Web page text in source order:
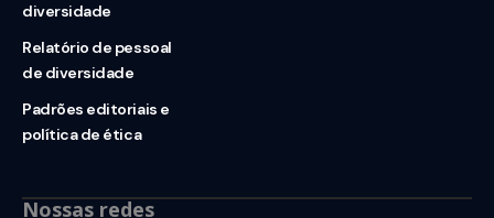
diversidade
Relatório de pessoal
de diversidade
Padrões editoriais e
política de ética
Nossas redes